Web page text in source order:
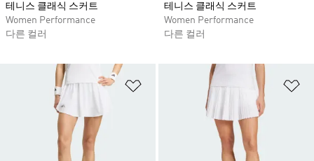
테니스 클래식 스커트
Women Performance
다른 컬러
테니스 클래식 스커트
Women Performance
다른 컬러
위시리스트 담기